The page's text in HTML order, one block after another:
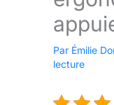
Par Émilie
lecture